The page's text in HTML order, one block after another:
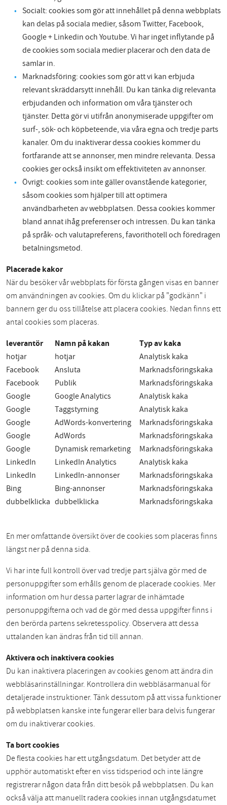
Socialt: cookies som gör att innehållet på denna webbplats
kan delas på sociala medier, såsom Twitter, Facebook,
Google + Linkedin och Youtube. Vi har inget inflytande på
de cookies som sociala medier placerar och den data de
samlar in.
Marknadsföring: cookies som gör att vi kan erbjuda
relevant skräddarsytt innehåll. Du kan tänka dig relevanta
erbjudanden och information om våra tjänster och
tjänster. Detta gör vi utifrån anonymiserade uppgifter om
surf-, sök- och köpbeteende, via våra egna och tredje parts
kanaler. Om du inaktiverar dessa cookies kommer du
fortfarande att se annonser, men mindre relevanta. Dessa
cookies ger också insikt om effektiviteten av annonser.
Övrigt: cookies som inte gäller ovanstående kategorier,
såsom cookies som hjälper till att optimera
användbarheten av webbplatsen. Dessa cookies kommer
bland annat ihåg preferenser och intressen. Du kan tänka
på språk- och valutapreferens, favorithotell och föredragen
betalningsmetod.
Placerade kakor
När du besöker vår webbplats för första gången visas en banner
om användningen av cookies. Om du klickar på "godkänn" i
bannern ger du oss tillåtelse att placera cookies. Nedan finns ett
antal cookies som placeras.
leverantör Namn på kakan Typ av kaka
hotjar hotjar
Analytisk kaka
Facebook
Ansluta
Marknadsföringskaka
Facebook
Publik
Marknadsföringskaka
Google
Google Analytics
Analytisk kaka
Google
Taggstyrning
Analytisk kaka
Google
AdWords-konvertering
Marknadsföringskaka
Google
AdWords
Marknadsföringskaka
Google
Dynamisk remarketing
Marknadsföringskaka
LinkedIn
LinkedIn Analytics
Analytisk kaka
LinkedIn
LinkedIn-annonser
Marknadsföringskaka
Bing
Bing-annonser
Marknadsföringskaka
dubbelklicka dubbelklicka Marknadsföringskaka
En mer omfattande översikt över de cookies som placeras finns
längst ner på denna sida.
Vi har inte full kontroll över vad tredje part själva gör med de
personuppgifter som erhålls genom de placerade cookies. Mer
information om hur dessa parter lagrar de inhämtade
personuppgifterna och vad de gör med dessa uppgifter finns i
den berörda partens sekretesspolicy. Observera att dessa
uttalanden kan ändras från tid till annan.
Aktivera och inaktivera cookies
Du kan inaktivera placeringen av cookies genom att ändra din
webbläsarinställningar. Kontrollera din webbläsarmanual för
detaljerade instruktioner. Tänk dessutom på att vissa funktioner
på webbplatsen kanske inte fungerar eller bara delvis fungerar
om du inaktiverar cookies.
Ta bort cookies
De flesta cookies har ett utgångsdatum. Det betyder att de
upphör automatiskt efter en viss tidsperiod och inte längre
registrerar någon data från ditt besök på webbplatsen. Du kan
också välja att manuellt radera cookies innan utgångsdatumet